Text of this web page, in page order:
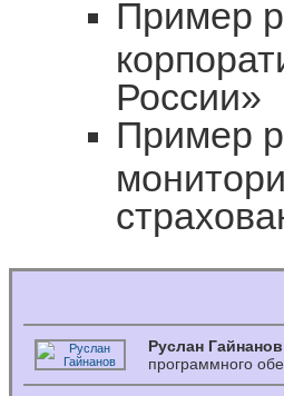
Пример
России»
Пример
Руслан
программного